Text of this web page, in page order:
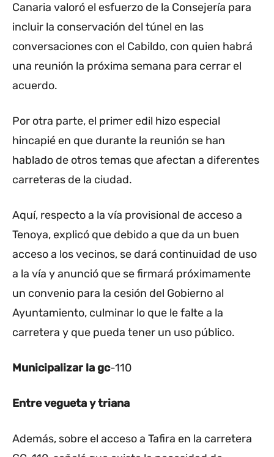
Canaria valoró el esfuerzo de la Consejería para
incluir la conservación del túnel en las
conversaciones con el Cabildo, con quien habrá
una reunión la próxima semana para cerrar el
acuerdo.
Por otra parte, el primer edil hizo especial
hincapié en que durante la reunión se han
hablado de otros temas que afectan a diferentes
carreteras de la ciudad.
Aquí, respecto a la vía provisional de acceso a
Tenoya, explicó que debido a que da un buen
acceso a los vecinos, se dará continuidad de uso
a la vía y anunció que se firmará próximamente
un convenio para la cesión del Gobierno al
Ayuntamiento, culminar lo que le falte a la
carretera y que pueda tener un uso público.
Municipalizar la gc-110
Entre vegueta y triana
Además, sobre el acceso a Tafira en la carretera